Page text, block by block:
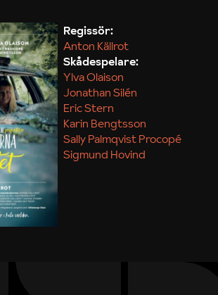
Regissör:
Anton Källrot
Skådespelare:
Ylva Olaison
Jonathan Silén
Eric Stern
Karin Bengtsson
Sally Palmqvist Procopé
Sigmund Hovind